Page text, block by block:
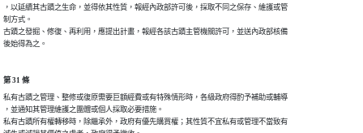
，以延續其古蹟之生命，並得依其性質，報經內政部許可後，採取不同之保存、維護或管
制方式。
古蹟之發掘、修復、再利用，應提出計畫，報經各該古蹟主管機關許可，並送內政部核備
第 31 條
私有古蹟之管理、整修或復原需要巨額經費或有特殊情形時，各級政府得酌予補助或輔導
，並通知其管理維護之團體或個人採取必要措施。
私有古蹟所有權轉移時，除繼承外，政府有優先購買權；其性質不宜私有或管理不當致有